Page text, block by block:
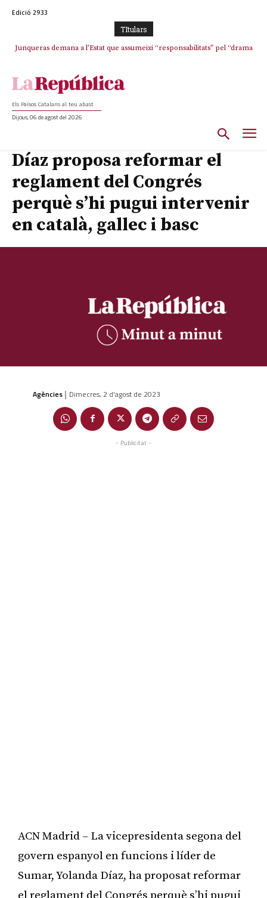
Edició 2933
TItulars
Junqueras demana a l’Estat que assumeixi “responsabilitats” pel “drama
Crisi total a ERC Girona
Els Països Catalans al teu abast
Dijous, 06 de agost del 2026
Díaz proposa reformar el
reglament del Congrés
perquè s’hi pugui intervenir
en català, gallec i basc
Agències | Dimecres, 2 d'agost de 2023
- Publicitat -
ACN Madrid – La vicepresidenta segona del
govern espanyol en funcions i líder de
Sumar, Yolanda Díaz, ha proposat reformar
el reglament del Congrés perquè s’hi pugui